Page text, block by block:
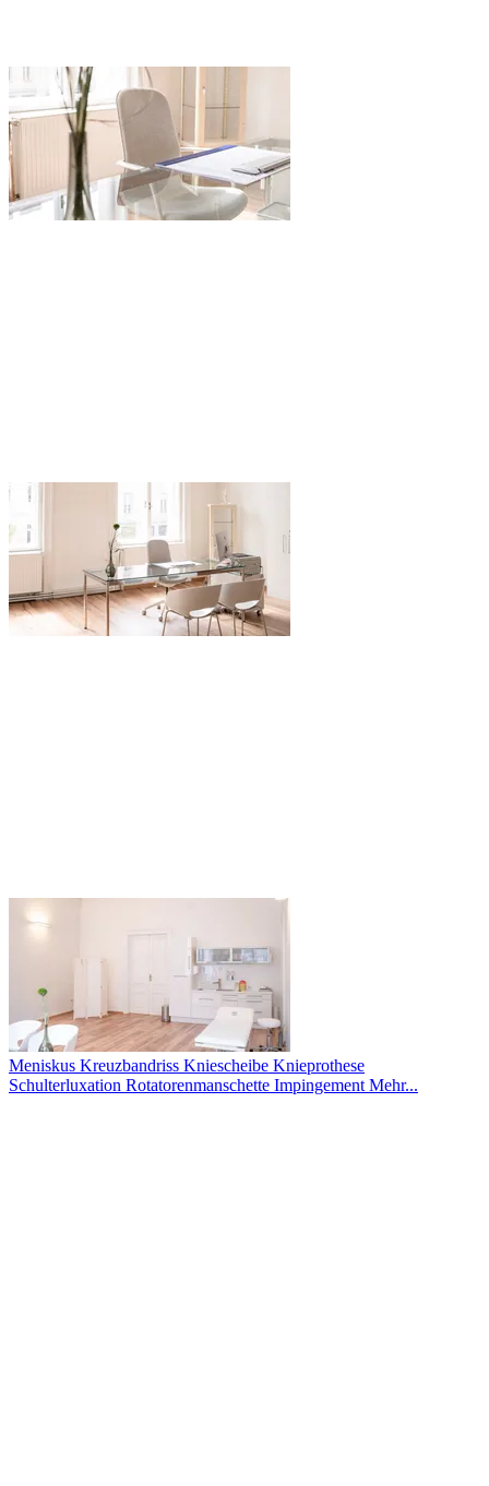
Meniskus Kreuzbandriss Kniescheibe Knieprothese
Schulterluxation Rotatorenmanschette Impingement Mehr...